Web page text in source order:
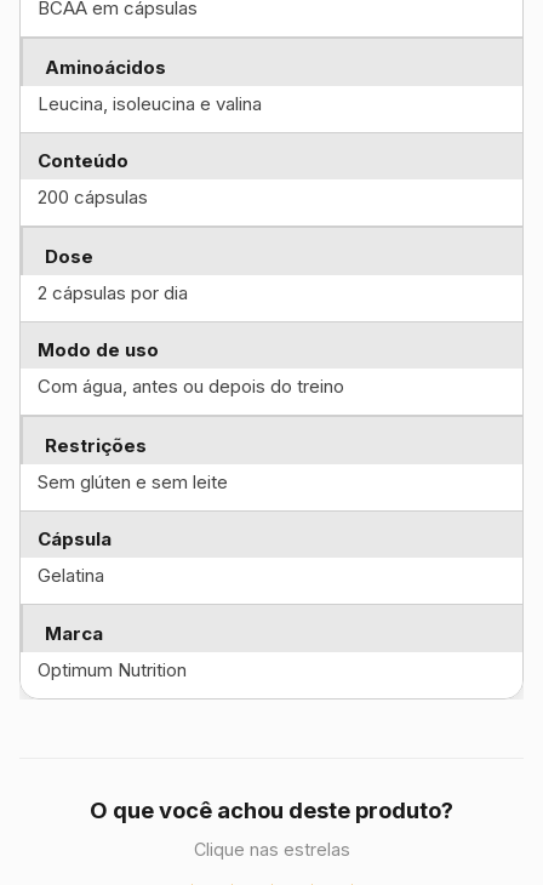
BCAA em cápsulas
Aminoácidos
Leucina, isoleucina e valina
Conteúdo
200 cápsulas
Dose
2 cápsulas por dia
Modo de uso
Com água, antes ou depois do treino
Restrições
Sem glúten e sem leite
Cápsula
Gelatina
Marca
Optimum Nutrition
O que você achou deste produto?
Clique nas estrelas